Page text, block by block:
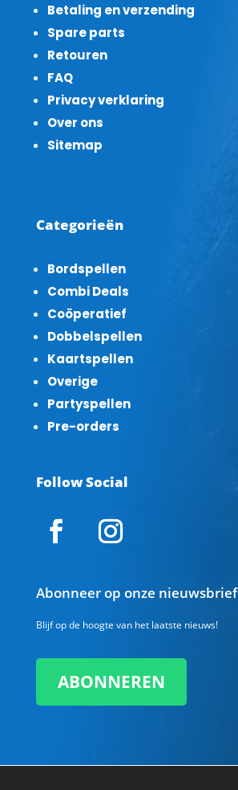
Betaling en verzending
Spare parts
Retouren
FAQ
Privacy verklaring
Over ons
Sitemap
Categorieën
Bordspellen
Combi Deals
Coöperatief
Dobbelspellen
Kaartspellen
Overige
Partyspellen
Pre-orders
Follow Social
Abonneer op onze nieuwsbrief
Blijf op de hoogte van het laatste nieuws!
ABONNEREN